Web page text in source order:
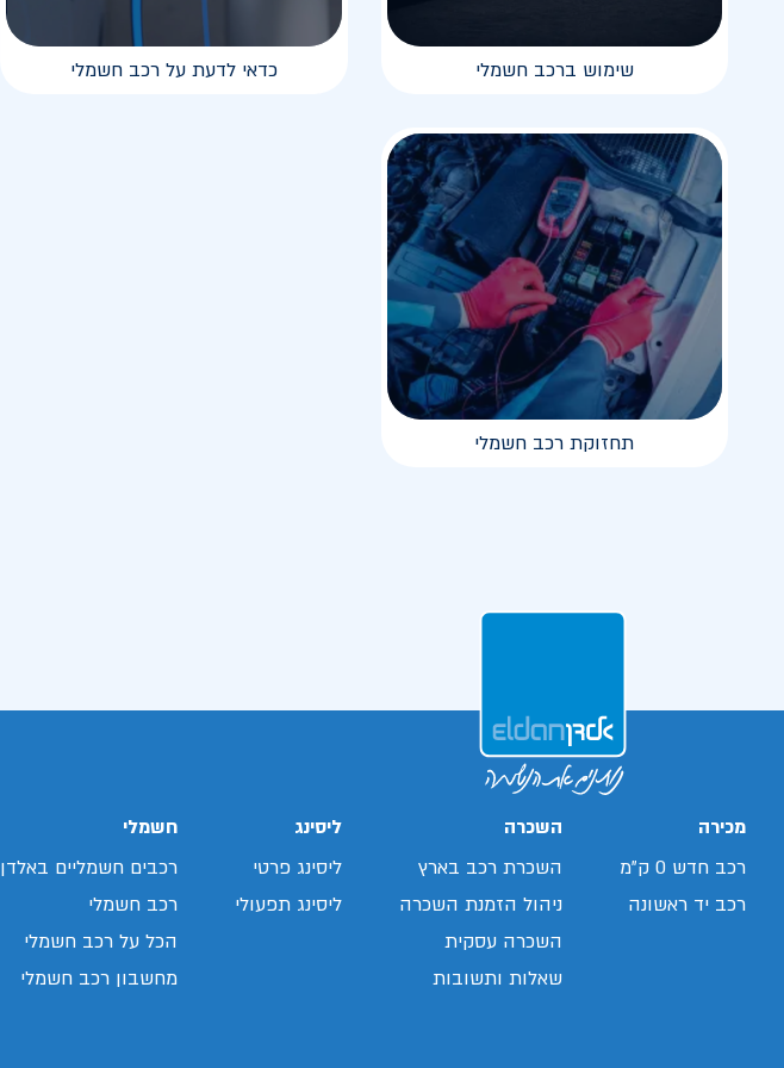
שימוש ברכב חשמלי כדאי לדעת על רכב חשמלי
תחזוקת רכב חשמלי
מכירה
רכב חדש 0 ק"מ
רכב יד ראשונה
השכרה
השכרת רכב בארץ
ניהול הזמנת השכרה
השכרה עסקית
שאלות ותשובות
ליסינג
ליסינג פרטי
ליסינג תפעולי
חשמלי
רכבים חשמליים באלדן
רכב חשמלי
הכל על רכב חשמלי
מחשבון רכב חשמלי